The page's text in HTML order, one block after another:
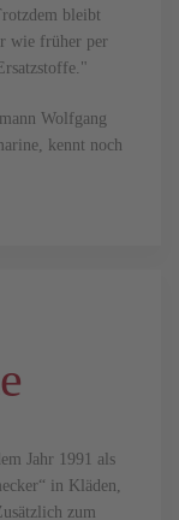
bleibt
wie früher per
Wolfgang
kennt noch
Jahr 1991 als
in Kläden,
zum